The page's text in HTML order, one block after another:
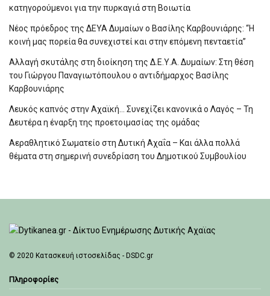
κατηγορούμενοι για την πυρκαγιά στη Βοιωτία
Νέος πρόεδρος της ΔΕΥΑ Δυμαίων ο Βασίλης Καρβουνιάρης: “Η
κοινή μας πορεία θα συνεχιστεί και στην επόμενη πενταετία”
Αλλαγή σκυτάλης στη διοίκηση της Δ.Ε.Υ.Α. Δυμαίων: Στη θέση
του Γιώργου Παναγιωτόπουλου ο αντιδήμαρχος Βασίλης
Καρβουνιάρης
Λευκός καπνός στην Αχαϊκή… Συνεχίζει κανονικά ο Λαγός – Τη
Δευτέρα η έναρξη της προετοιμασίας της ομάδας
Αεραθλητικό Σωματείο στη Δυτική Αχαΐα – Και άλλα πολλά
θέματα στη σημερινή συνεδρίαση του Δημοτικού Συμβουλίου
© 2020 Κατασκευή ιστοσελίδας - DSDC.gr
Πληροφορίες